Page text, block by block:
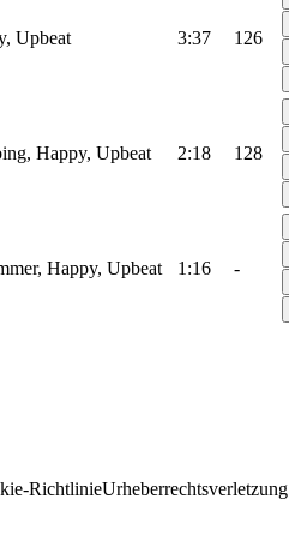
Upbeat 3:37 126
Happy, Upbeat 2:18 128
Happy, Upbeat 1:16 -
RichtlinieUrheberrechtsverletzung